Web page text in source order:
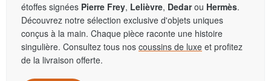
étoffes signées Pierre Frey, Lelièvre, Dedarou Hermès.
Découvrez notre sélection exclusive d'objets uniques
conçus à la main. Chaque pièce raconte une histoire
singulière. Consultez tous nos coussins de luxe et profitez
de la livraison offerte.